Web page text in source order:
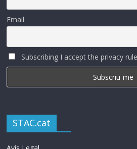
Email
Subscribing I accept the privacy
STAC.cat